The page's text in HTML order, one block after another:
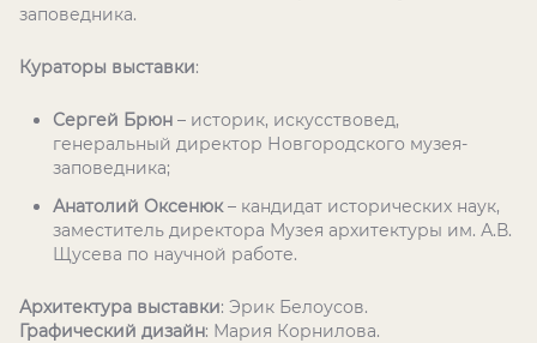
заповедника.
Кураторы выставки:
Сергей Брюн – историк, искусствовед,
генеральный директор Новгородского музея-
заповедника;
Анатолий Оксенюк– кандидат исторических наук,
заместитель директора Музея архитектуры им. А.В.
Щусева по научной работе.
Архитектура выставки: Эрик Белоусов.
Графический дизайн: Мария Корнилова.